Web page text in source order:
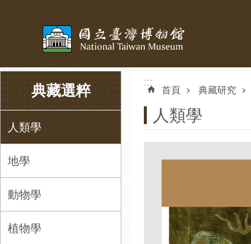
典藏選粹
人類學
地學
動物學
植物學
:::
首頁 典藏研究
人類學